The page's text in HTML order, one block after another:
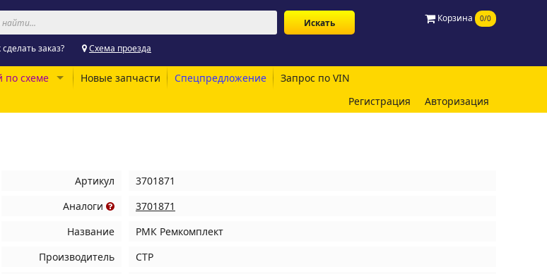
Корзина 0/0
сделать заказ? Схема проезда
по схеме Новые запчасти Спецпредложение
Запрос по VIN
Регистрация
Авторизация
Артикул
3701871
Аналоги
3701871
Название
РМК Ремкомплект
Производитель
CTP